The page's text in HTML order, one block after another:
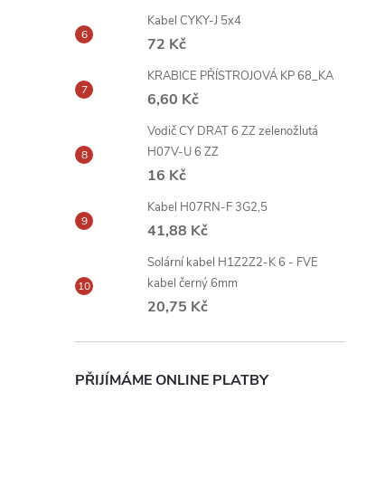
Kabel CYKY-J 5x4
72 Kč
KRABICE PŘÍSTROJOVÁ KP 68_KA
6,60 Kč
Vodič CY DRAT 6 ZZ zelenožlutá
H07V-U 6 ZZ
16 Kč
Kabel H07RN-F 3G2,5
41,88 Kč
Solární kabel H1Z2Z2-K 6 - FVE
kabel černý 6mm
20,75 Kč
PŘIJÍMÁME ONLINE PLATBY